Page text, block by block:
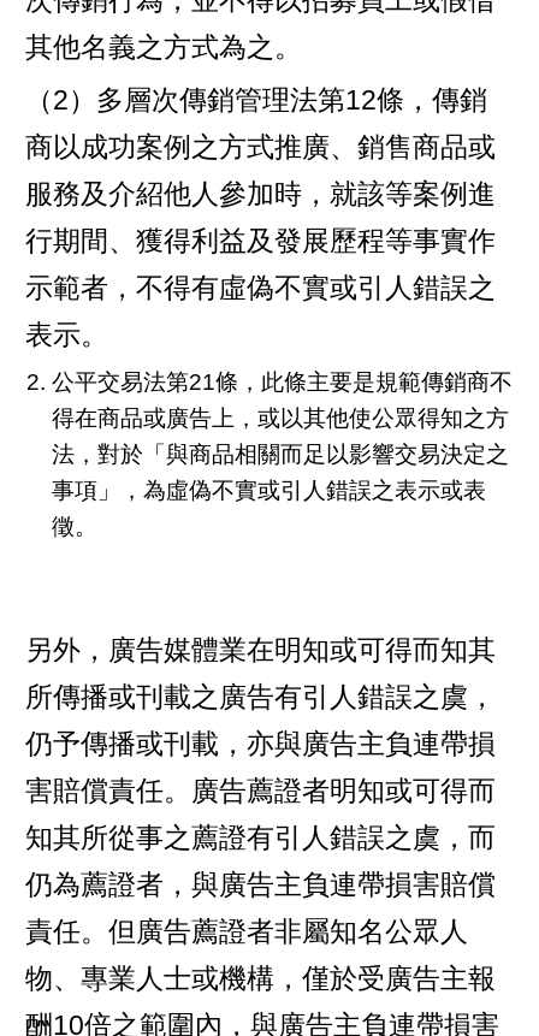
其他名義之方式為之。
（2）多層次傳銷管理法第12條，傳銷
商以成功案例之方式推廣、銷售商品或
服務及介紹他人參加時，就該等案例進
行期間、獲得利益及發展歷程等事實作
示範者，不得有虛偽不實或引人錯誤之
表示。
公平交易法第21條，此條主要是規範傳銷商不
得在商品或廣告上，或以其他使公眾得知之方
法，對於「與商品相關而足以影響交易決定之
事項」，為虛偽不實或引人錯誤之表示或表
徵。
另外，廣告媒體業在明知或可得而知其
所傳播或刊載之廣告有引人錯誤之虞，
仍予傳播或刊載，亦與廣告主負連帶損
害賠償責任。廣告薦證者明知或可得而
知其所從事之薦證有引人錯誤之虞，而
仍為薦證者，與廣告主負連帶損害賠償
責任。但廣告薦證者非屬知名公眾人
物、專業人士或機構，僅於受廣告主報
酬10倍之範圍內，與廣告主負連帶損害